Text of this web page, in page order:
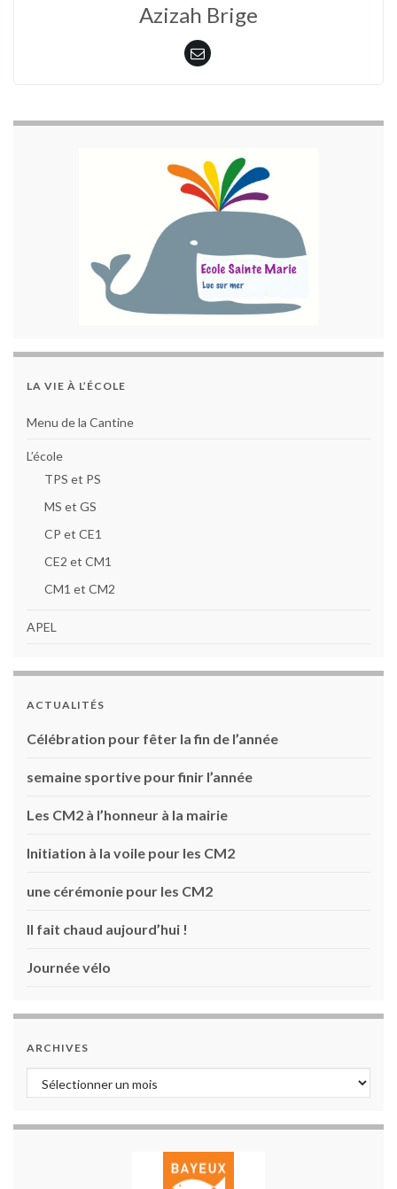
Azizah Brige
LA VIE À L’ÉCOLE
Menu de la Cantine
L’école
TPS et PS
MS et GS
CP et CE1
CE2 et CM1
CM1 et CM2
APEL
ACTUALITÉS
Célébration pour fêter la fin de l’année
semaine sportive pour finir l’année
Les CM2 à l’honneur à la mairie
Initiation à la voile pour les CM2
une cérémonie pour les CM2
Il fait chaud aujourd’hui !
Journée vélo
ARCHIVES
Archives